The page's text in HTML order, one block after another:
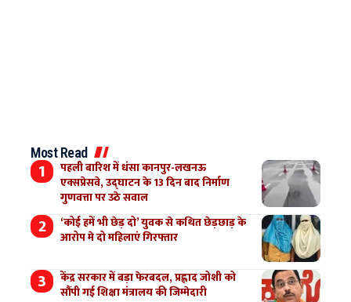
Most Read
पहली बारिश में धंसा कानपुर-लखनऊ
एक्सप्रेसवे, उद्घाटन के 13 दिन बाद निर्माण
गुणवत्ता पर उठे सवाल
‘कोई हमें भी छेड़ दो’ युवक से कथित छेड़छाड़ के
आरोप मे दो महिलाएं गिरफ्तार
केंद्र सरकार में बड़ा फेरबदल, प्रह्लाद जोशी को
सौंपी गई शिक्षा मंत्रालय की जिम्मेदारी